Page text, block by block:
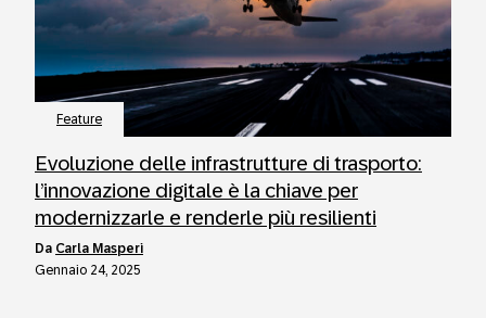
Feature
Evoluzione delle infrastrutture di trasporto:
l’innovazione digitale è la chiave per
modernizzarle e renderle più resilienti
da Carla Masperi
Gennaio 24, 2025